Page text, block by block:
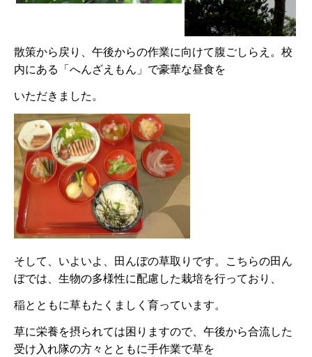
散策から戻り、午後からの作業に向けて腹ごしらえ。校
内にある「へんざえもん」で豪華な昼食を
いただきました。
そして、いよいよ、田んぼの草取りです。こちらの田ん
ぼでは、生物の多様性に配慮した栽培を行っており、
稲とともに草もたくましく育っています。
草に栄養を摂られては困りますので、午後から合流した
受け入れ隊の方々とともに手作業で草を